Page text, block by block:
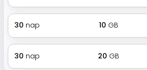
30 nap 10 GB
30 nap 20 GB